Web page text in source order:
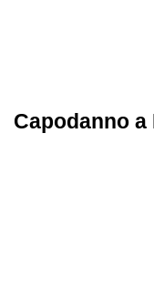
Capodanno a